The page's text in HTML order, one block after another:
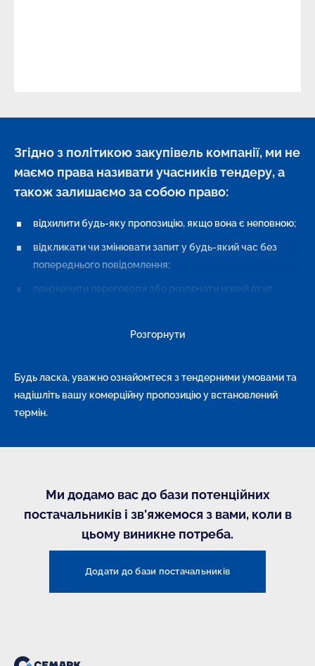
Згідно з політикою закупівель компанії, ми не
маємо права називати учасників тендеру, а
також залишаємо за собою право:
відхилити будь-яку пропозицію, якщо вона є неповною;
відкликати чи змінювати запит у будь-який час без
попереднього повідомлення;
призначити переговори або розпочати новий етап
розподілити обсяги між двома чи більшою кількістю
відмовитися укладати договір без пояснення причин.
Розгорнути
Будь ласка, уважно ознайомтеся з тендерними умовами та
надішліть вашу комерційну пропозицію у встановлений
термін.
Ми додамо вас до бази потенційних
постачальників і зв'яжемося з вами, коли в
цьому виникне потреба.
Додати до бази постачальників